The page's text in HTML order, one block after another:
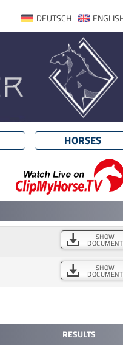
DEUTSCH
HORSES
SHOW
DOCUMENT
SHOW
DOCUMENT
RESULTS